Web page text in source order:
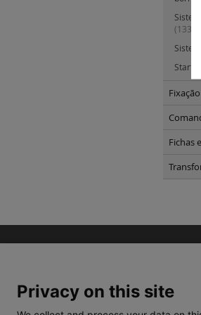
(133)
Fichas
Privacy on this site